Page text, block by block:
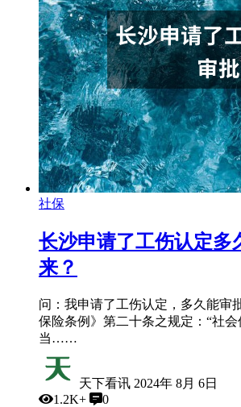
社保
长沙申请了工伤认定多
来？
问：我申请了工伤认定，多久能审
保险条例》第二十条之规定：“社
当……
天下看讯 2024年 8月 6日
1.2K+
0